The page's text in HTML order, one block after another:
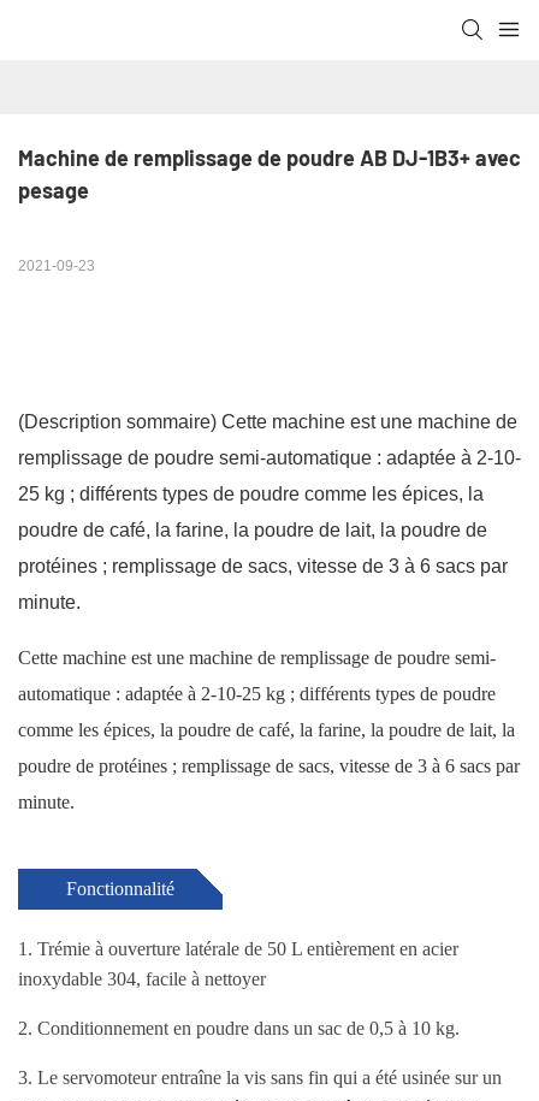
Machine de remplissage de poudre AB DJ-1B3+ avec
pesage
2021-09-23
(Description sommaire) Cette machine est une machine de
remplissage de poudre semi-automatique : adaptée à 2-10-
25 kg ; différents types de poudre comme les épices, la
poudre de café, la farine, la poudre de lait, la poudre de
protéines ; remplissage de sacs, vitesse de 3 à 6 sacs par
minute.
Cette machine est une machine de remplissage de poudre semi-
automatique : adaptée à 2-10-25 kg ; différents types de poudre
comme les épices, la poudre de café, la farine, la poudre de lait, la
poudre de protéines ; remplissage de sacs, vitesse de 3 à 6 sacs par
minute.
Fonctionnalité
1. Trémie à ouverture latérale de 50 L entièrement en acier
inoxydable 304, facile à nettoyer
2. Conditionnement en poudre dans un sac de 0,5 à 10 kg.
3. Le servomoteur entraîne la vis sans fin qui a été usinée sur un